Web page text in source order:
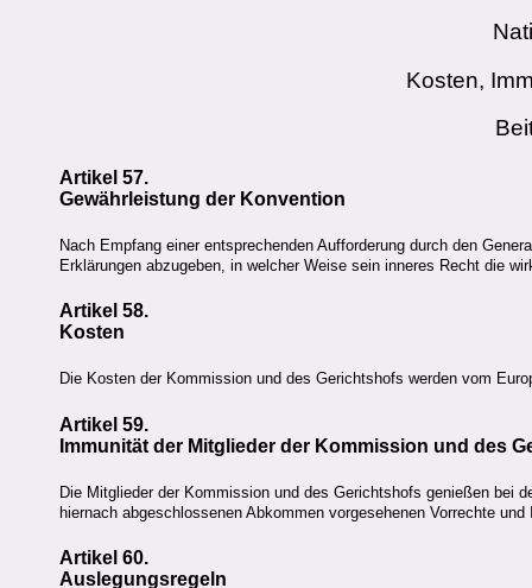
Kosten,
Artikel 57.
Gewährleistung der Konvention
Nach Empfang einer entsprechenden Aufforderung durch den
Erklärungen abzugeben, in welcher Weise sein inneres Recht die
Artikel 58.
Kosten
Die Kosten der Kommission und des Gerichtshofs werden vom
Artikel 59.
Immunität der Mitglieder der Kommission und des
Die Mitglieder der Kommission und des Gerichtshofs genießen bei
hiernach abgeschlossenen Abkommen vorgesehenen Vorrechte und
Artikel 60.
Auslegungsregeln